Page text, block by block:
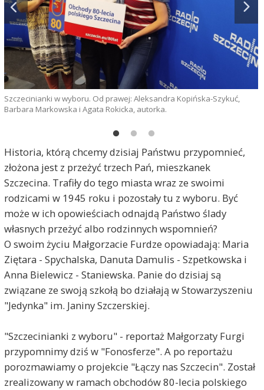
Szczecinianki w wyboru. Od prawej: Aleksandra Kopińska-Szykuć,
Barbara Markowska i Agata Rokicka, autorka.
Historia, którą chcemy dzisiaj Państwu przypomnieć,
złożona jest z przeżyć trzech Pań, mieszkanek
Szczecina. Trafiły do tego miasta wraz ze swoimi
rodzicami w 1945 roku i pozostały tu z wyboru. Być
może w ich opowieściach odnajdą Państwo ślady
własnych przeżyć albo rodzinnych wspomnień?
O swoim życiu Małgorzacie Furdze opowiadają: Maria
Ziętara - Spychalska, Danuta Damulis - Szpetkowska i
Anna Bielewicz - Staniewska. Panie do dzisiaj są
związane ze swoją szkołą bo działają w Stowarzyszeniu
"Jedynka" im. Janiny Szczerskiej.
"Szczecinianki z wyboru" - reportaż Małgorzaty Furgi
przypomnimy dziś w "Fonosferze". A po reportażu
porozmawiamy o projekcie "Łączy nas Szczecin". Został
zrealizowany w ramach obchodów 80-lecia polskiego